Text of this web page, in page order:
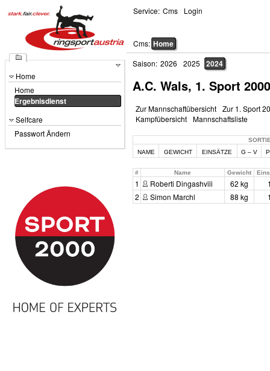
Cms: Home
Service: Cms Login
Home
Home
Ergebnisdienst
Selfcare
Passwort Ändern
Saison: 2026 2025 2024
A.C. Wals, 1. Sport
Zur Mannschaftübersicht Zur 1. Sport
Kampfübersicht Mannschaftsliste
NAME
GEWICHT EINSÄTZE G – V
# Name Gewicht
1 Roberti Dingashvili 62 kg
2
Simon Marchl 88 kg